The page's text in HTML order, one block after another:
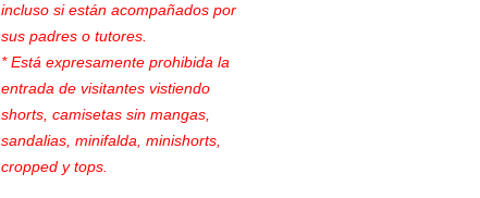
incluso si están acompañados por
sus padres o tutores.
* Está expresamente prohibida la
entrada de visitantes vistiendo
shorts, camisetas sin mangas,
sandalias, minifalda, minishorts,
cropped y tops.